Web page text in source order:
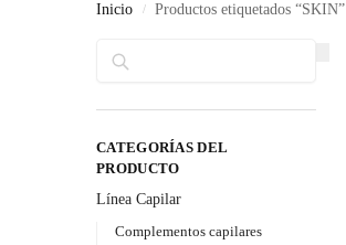
Inicio / Productos etiquetados “SKIN”
CATEGORÍAS DEL
PRODUCTO
Línea Capilar
Complementos capilares